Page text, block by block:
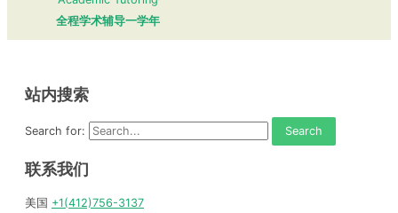
全程学术辅导一学年
站内搜索
Search for:
联系我们
美国 +1(412)756-3137